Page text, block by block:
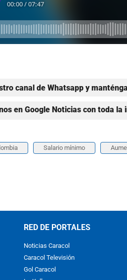
canal de Whatsapp y
en Google Noticias con toda la
Salario mínimo
RED DE PORTALES
Noticias Caracol
Caracol Televisión
Gol Caracol